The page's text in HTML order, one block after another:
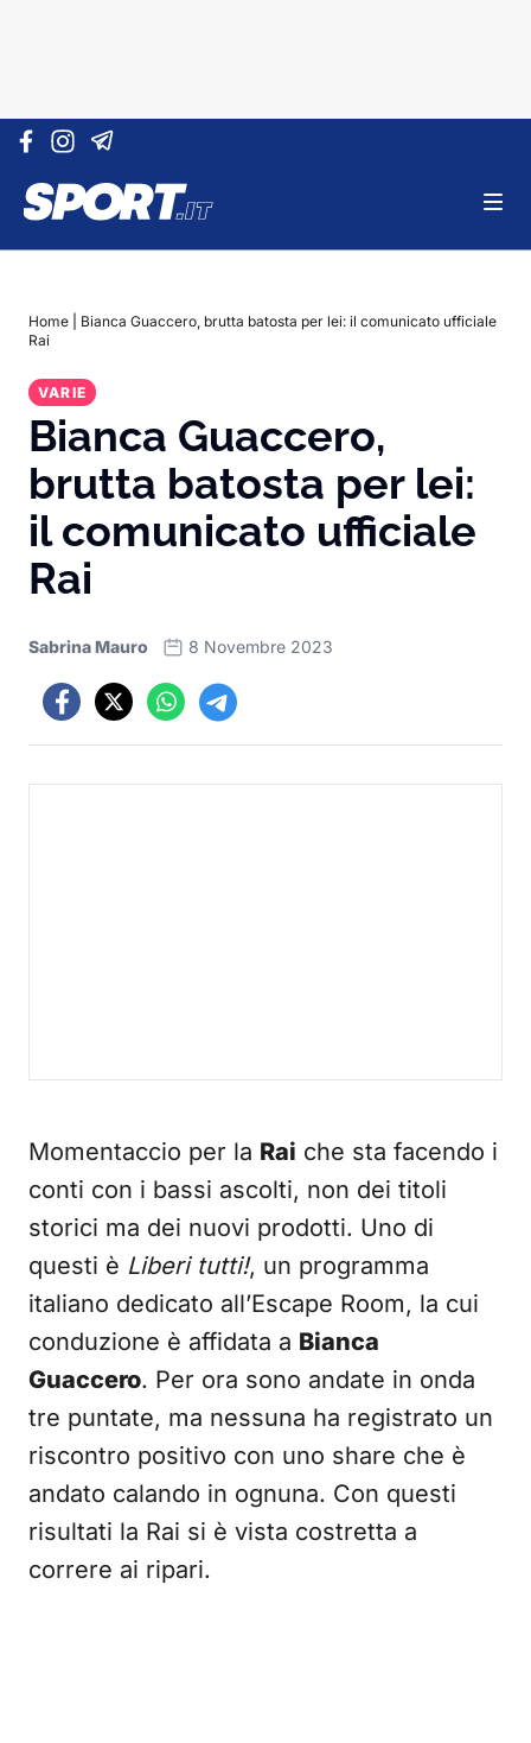
Vai al contenuto
Home
Bianca Guaccero, brutta batosta per lei: il comunicato ufficiale
Rai
VARIE
Bianca Guaccero,
brutta batosta per lei:
il comunicato ufficiale
Rai
Sabrina Mauro 8 Novembre 2023
Momentaccio per la Rai che sta facendo i
conti con i bassi ascolti, non dei titoli
storici ma dei nuovi prodotti. Uno di
questi è Liberi tutti!, un programma
italiano dedicato all’Escape Room, la cui
conduzione è affidata a Bianca
Guaccero. Per ora sono andate in onda
tre puntate, ma nessuna ha registrato un
riscontro positivo con uno share che è
andato calando in ognuna. Con questi
risultati la Rai si è vista costretta a
correre ai ripari.